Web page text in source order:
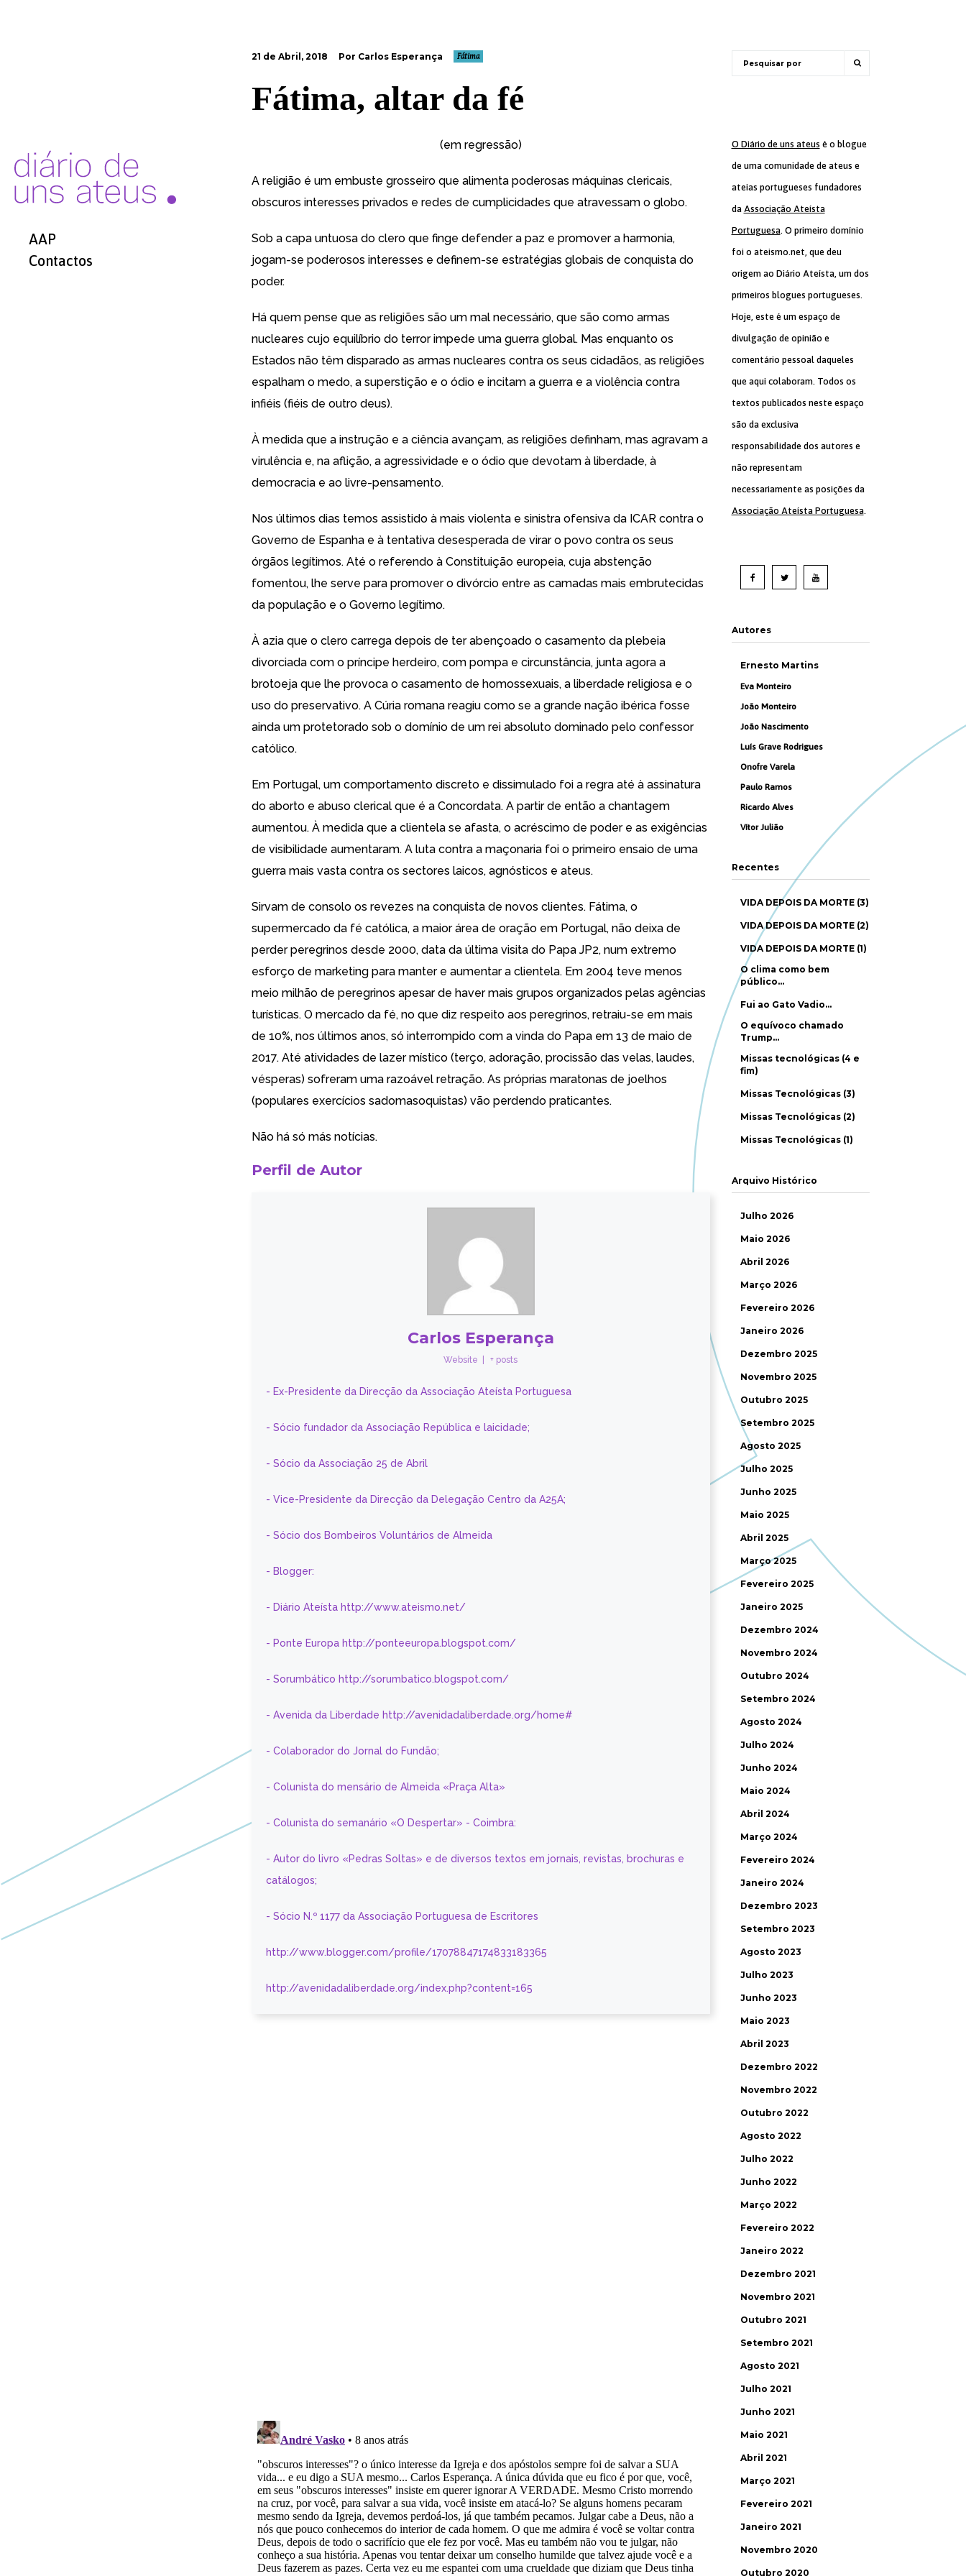
AAP
Contactos
21 de Abril, 2018 Por Carlos Esperança Fátima
Fátima, altar da fé
(em regressão)
A religião é um embuste grosseiro que alimenta poderosas máquinas clericais,
obscuros interesses privados e redes de cumplicidades que atravessam o globo.
Sob a capa untuosa do clero que finge defender a paz e promover a harmonia,
jogam-se poderosos interesses e definem-se estratégias globais de conquista do
poder.
Há quem pense que as religiões são um mal necessário, que são como armas
nucleares cujo equilíbrio do terror impede uma guerra global. Mas enquanto os
Estados não têm disparado as armas nucleares contra os seus cidadãos, as religiões
espalham o medo, a superstição e o ódio e incitam a guerra e a violência contra
infiéis (fiéis de outro deus).
À medida que a instrução e a ciência avançam, as religiões definham, mas agravam a
virulência e, na aflição, a agressividade e o ódio que devotam à liberdade, à
democracia e ao livre-pensamento.
Nos últimos dias temos assistido à mais violenta e sinistra ofensiva da ICAR contra o
Governo de Espanha e à tentativa desesperada de virar o povo contra os seus
órgãos legítimos. Até o referendo à Constituição europeia, cuja abstenção
fomentou, lhe serve para promover o divórcio entre as camadas mais embrutecidas
da população e o Governo legítimo.
À azia que o clero carrega depois de ter abençoado o casamento da plebeia
divorciada com o príncipe herdeiro, com pompa e circunstância, junta agora a
brotoeja que lhe provoca o casamento de homossexuais, a liberdade religiosa e o
uso do preservativo. A Cúria romana reagiu como se a grande nação ibérica fosse
ainda um protetorado sob o domínio de um rei absoluto dominado pelo confessor
católico.
Em Portugal, um comportamento discreto e dissimulado foi a regra até à assinatura
do aborto e abuso clerical que é a Concordata. A partir de então a chantagem
aumentou. À medida que a clientela se afasta, o acréscimo de poder e as exigências
de visibilidade aumentaram. A luta contra a maçonaria foi o primeiro ensaio de uma
guerra mais vasta contra os sectores laicos, agnósticos e ateus.
Sirvam de consolo os revezes na conquista de novos clientes. Fátima, o
supermercado da fé católica, a maior área de oração em Portugal, não deixa de
perder peregrinos desde 2000, data da última visita do Papa JP2, num extremo
esforço de marketing para manter e aumentar a clientela. Em 2004 teve menos
meio milhão de peregrinos apesar de haver mais grupos organizados pelas agências
turísticas. O mercado da fé, no que diz respeito aos peregrinos, retraiu-se em mais
de 10%, nos últimos anos, só interrompido com a vinda do Papa em 13 de maio de
2017. Até atividades de lazer místico (terço, adoração, procissão das velas, laudes,
vésperas) sofreram uma razoável retração. As próprias maratonas de joelhos
(populares exercícios sadomasoquistas) vão perdendo praticantes.
Não há só más notícias.
Perfil de Autor
Carlos Esperança
Website + posts
- Ex-Presidente da Direcção da Associação Ateísta Portuguesa
- Sócio fundador da Associação República e laicidade;
- Sócio da Associação 25 de Abril
- Vice-Presidente da Direcção da Delegação Centro da A25A;
- Sócio dos Bombeiros Voluntários de Almeida
- Blogger:
- Diário Ateísta http://www.ateismo.net/
- Ponte Europa http://ponteeuropa.blogspot.com/
- Sorumbático http://sorumbatico.blogspot.com/
- Avenida da Liberdade http://avenidadaliberdade.org/home#
- Colaborador do Jornal do Fundão;
- Colunista do mensário de Almeida «Praça Alta»
- Colunista do semanário «O Despertar» - Coimbra:
- Autor do livro «Pedras Soltas» e de diversos textos em jornais, revistas, brochuras e
catálogos;
- Sócio N.º 1177 da Associação Portuguesa de Escritores
http://www.blogger.com/profile/17078847174833183365
http://avenidadaliberdade.org/index.php?content=165
O Diário de uns ateus é o blogue
de uma comunidade de ateus e
ateias portugueses fundadores
da Associação Ateísta
Portuguesa. O primeiro domínio
foi o ateismo.net, que deu
origem ao Diário Ateísta, um dos
primeiros blogues portugueses.
Hoje, este é um espaço de
divulgação de opinião e
comentário pessoal daqueles
que aqui colaboram. Todos os
textos publicados neste espaço
são da exclusiva
responsabilidade dos autores e
não representam
necessariamente as posições da
Associação Ateísta Portuguesa.
Autores
Ernesto Martins
Eva Monteiro
João Monteiro
João Nascimento
Luís Grave Rodrigues
Onofre Varela
Paulo Ramos
Ricardo Alves
Vítor Julião
Recentes
VIDA DEPOIS DA MORTE (3)
VIDA DEPOIS DA MORTE (2)
VIDA DEPOIS DA MORTE (1)
O clima como bem
público…
Fui ao Gato Vadio…
O equívoco chamado
Trump…
Missas tecnológicas (4 e
fim)
Missas Tecnológicas (3)
Missas Tecnológicas (2)
Missas Tecnológicas (1)
Arquivo Histórico
Julho 2026
Maio 2026
Abril 2026
Março 2026
Fevereiro 2026
Janeiro 2026
Dezembro 2025
Novembro 2025
Outubro 2025
Setembro 2025
Agosto 2025
Julho 2025
Junho 2025
Maio 2025
Abril 2025
Março 2025
Fevereiro 2025
Janeiro 2025
Dezembro 2024
Novembro 2024
Outubro 2024
Setembro 2024
Agosto 2024
Julho 2024
Junho 2024
Maio 2024
Abril 2024
Março 2024
Fevereiro 2024
Janeiro 2024
Dezembro 2023
Setembro 2023
Agosto 2023
Julho 2023
Junho 2023
Maio 2023
Abril 2023
Dezembro 2022
Novembro 2022
Outubro 2022
Agosto 2022
Julho 2022
Junho 2022
Março 2022
Fevereiro 2022
Janeiro 2022
Dezembro 2021
Novembro 2021
Outubro 2021
Setembro 2021
Agosto 2021
Julho 2021
Junho 2021
Maio 2021
Abril 2021
Março 2021
Fevereiro 2021
Janeiro 2021
Novembro 2020
Outubro 2020